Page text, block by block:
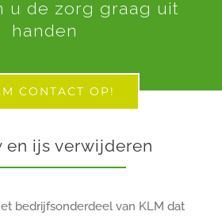
u de zorg graag uit
handen
CONTACT OP!
en ijs verwijderen
bedrijfsonderdeel van KLM dat